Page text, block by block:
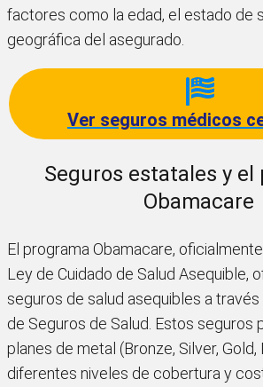
factores como la edad, el estado de
geográfica del asegurado.
Ver seguros médicos
Seguros estatales y el
Obamacare
El programa Obamacare,
Ley de Cuidado de Salud Asequible,
seguros de salud asequibles a
de Seguros de Salud. Estos seguros
planes de metal (Bronze, Silver,
diferentes niveles de cobertura y